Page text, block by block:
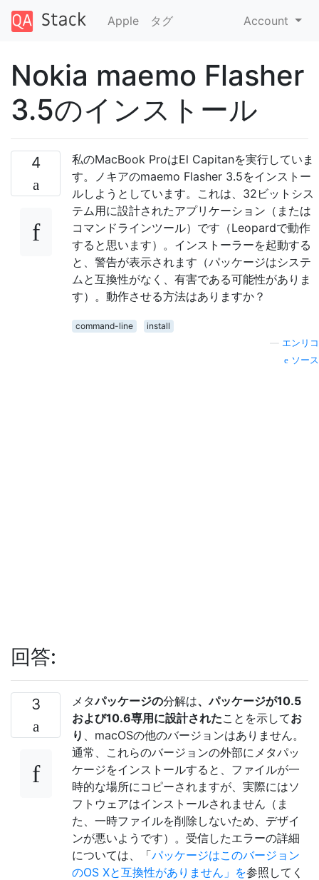
Apple タグ Account
Nokia maemo Flasher
3.5のインストール
4
私のMacBook ProはEl Capitanを実行していま
す。ノキアのmaemo Flasher 3.5をインストー
ルしようとしています。これは、32ビットシス
テム用に設計されたアプリケーション（または
コマンドラインツール）です（Leopardで動作
すると思います）。インストーラーを起動する
と、警告が表示されます（パッケージはシステ
ムと互換性がなく、有害である可能性がありま
す）。動作させる方法はありますか？
command-line
install
エンリコ
ソース
回答:
3 メタパッケージの分解は、パッケージが10.5
および10.6専用に設計されたことを示してお
り
、macOSの他のバージョンはありません。
通常、これらのバージョンの外部にメタパッ
ケージをインストールすると、ファイルが一
時的な場所にコピーされますが、実際にはソ
フトウェアはインストールされません（ま
た、一時ファイルを削除しないため、デザイ
ンが悪いようです）。受信したエラーの詳細
については、「パッケージはこのバージョン
のOS Xと互換性がありません」を参照してく